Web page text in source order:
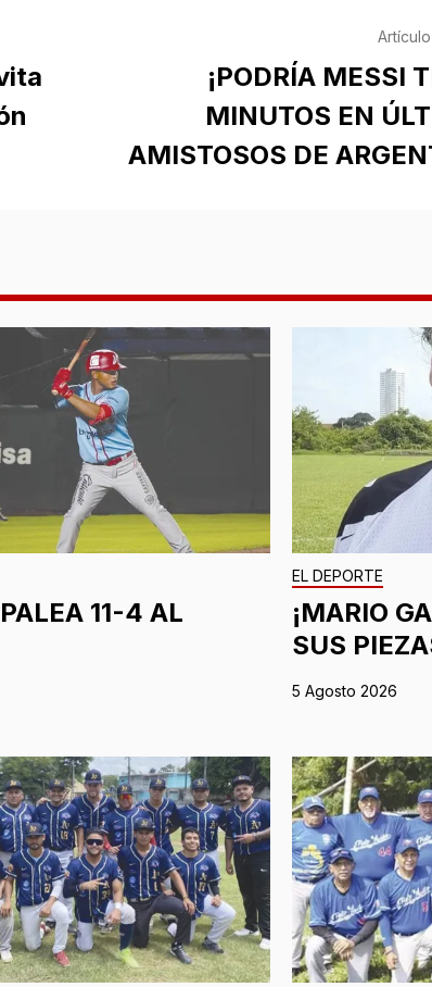
¡PODRÍA MESSI
MINUTOS EN
AMISTOSOS DE
11-4 AL
EL DEPORTE
¡MARIO
SUS
5 Agosto 2026